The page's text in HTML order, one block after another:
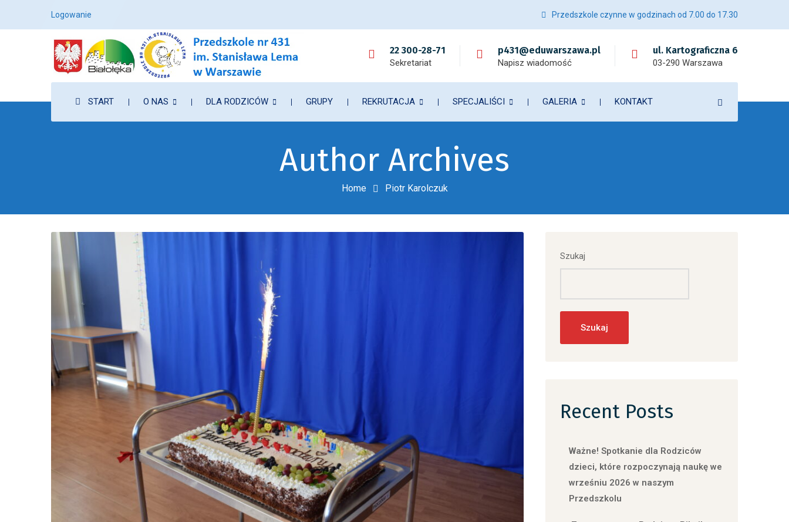
Logowanie Przedszkole czynne w godzinach od 7.00 do 17.30
22 300-28-71
Sekretariat
p431@eduwarszawa.pl
Napisz wiadomość
ul. Kartograficzna 6
03-290 Warszawa
START O NAS DLA RODZICÓW GRUPY REKRUTACJA SPECJALIŚCI GALERIA KONTAKT
Author Archives
Home Piotr Karolczuk
Szukaj
Szukaj
Recent Posts
Ważne! Spotkanie dla Rodziców
dzieci, które rozpoczynają naukę we
wrześniu 2026 w naszym
Przedszkolu